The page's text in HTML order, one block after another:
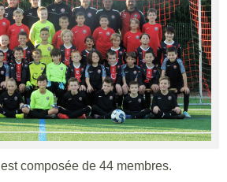
est composée de 44 membres.